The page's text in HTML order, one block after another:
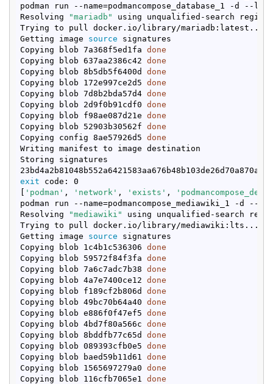
podman run --name=podmancompose_database_1 -d --
Resolving
"mariadb" using unqualified-search
Trying to pull docker.io/library/mariadb:latest...
Getting image source signatures
Copying blob 7a368f5ed1fa done
Copying blob 637aa2386c42 done
Copying blob 8b5db5f6400d done
Copying blob 172e997ce2d5 done
Copying blob 7d8b2bda57d4 done
Copying blob 2d9f0b91cdf0 done
Copying blob f98ae087d21e done
Copying blob 52903b30562f done
Copying config 8ae57926d5 done
Writing manifest to image destination
Storing signatures
exit code: 0
[ 'podman' , 'network' , 'exists' ,
podman run --name=podmancompose_mediawiki_1 -d
Resolving
"mediawiki" using unqualified-search
Trying to pull docker.io/library/mediawiki:lts...
Getting image source signatures
Copying blob 1c4b1c536306 done
Copying blob 59572f84f3fa done
Copying blob 7a6c7adc7b38 done
Copying blob 4a7e7400ce12 done
Copying blob f189cf2b806d done
Copying blob 49bc70b64a40 done
Copying blob e886f0f47ef5 done
Copying blob 4bd7f80a566c done
Copying blob 8bddfb77c65d done
Copying blob 089393cfb0e5 done
Copying blob baed59b11d61 done
Copying blob 1565697279a0 done
Copying blob 116cfb7065e1 done